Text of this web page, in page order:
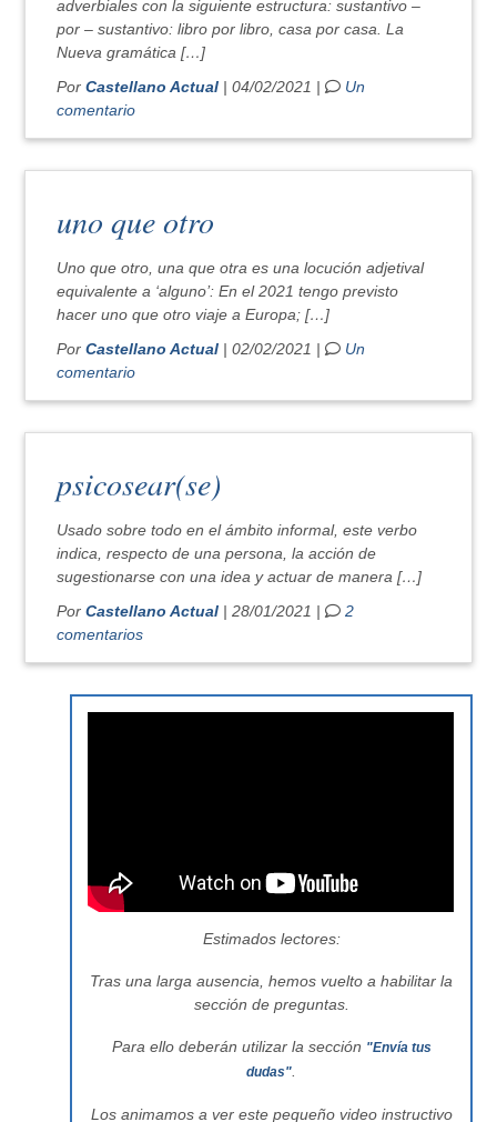
adverbiales con la siguiente estructura: sustantivo –
por – sustantivo: libro por libro, casa por casa. La
Nueva gramática […]
PorCastellano Actual | 04/02/2021 |
Un
comentario
uno que otro
Uno que otro, una que otra es una locución adjetival
equivalente a ‘alguno’: En el 2021 tengo previsto
hacer uno que otro viaje a Europa; […]
PorCastellano Actual | 02/02/2021 |
Un
comentario
psicosear(se)
Usado sobre todo en el ámbito informal, este verbo
indica, respecto de una persona, la acción de
sugestionarse con una idea y actuar de manera […]
PorCastellano Actual | 28/01/2021 |
2
comentarios
Estimados lectores:
Tras una larga ausencia, hemos vuelto a habilitar la
sección de preguntas.
Para ello deberán utilizar la sección "Envía tus
dudas"
Los animamos a ver este pequeño video instructivo